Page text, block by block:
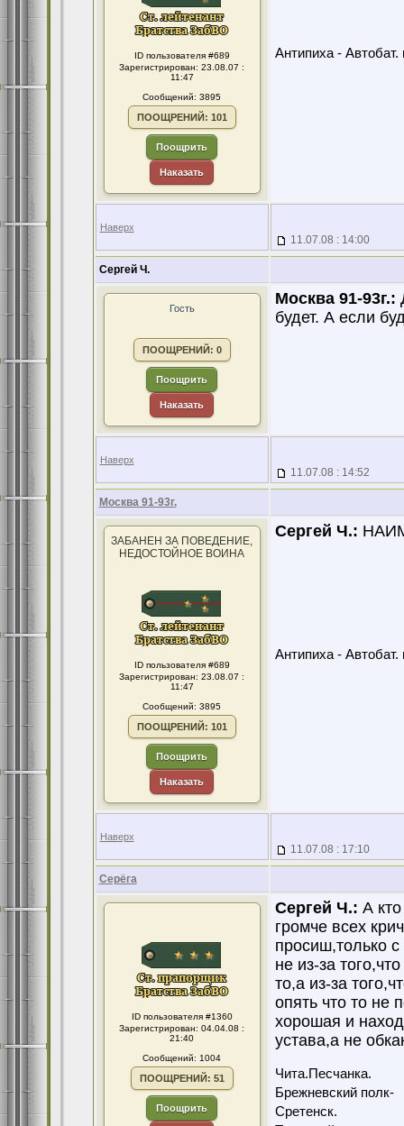
ID пользователя #689
Зарегистрирован: 23.08.07 :
11:47
Сообщений: 3895
ПООЩРЕНИЙ: 101
Поощрить
Наказать
Антипиха - Автобат.
Наверх
11.07.08 : 14:00
Сергей Ч.
Гость
ПООЩРЕНИЙ: 0
Поощрить
Наказать
Москва 91-93г.:
будет. А если
Наверх
11.07.08 : 14:52
Москва 91-93г.
ЗАБАНЕН ЗА ПОВЕДЕНИЕ,
НЕДОСТОЙНОЕ ВОИНА
ID пользователя #689
Зарегистрирован: 23.08.07 :
11:47
Сообщений: 3895
ПООЩРЕНИЙ: 101
Поощрить
Наказать
Сергей Ч.:
Антипиха - Автобат.
Наверх
11.07.08 : 17:10
Серёга
ID пользователя #1360
Зарегистрирован: 04.04.08 :
21:40
Сообщений: 1004
ПООЩРЕНИЙ: 51
Поощрить
Сергей Ч.: А
громче всех
просиш,только
не из-за
то,а из-за
опять что то не
хорошая и
устава,а не
Чита.Песчанка.
Брежневский полк-
Сретенск.